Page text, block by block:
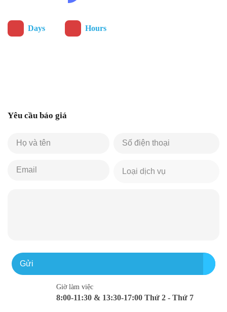
Days Hours
Yêu cầu báo giá
Gửi
Giờ làm việc
8:00-11:30 & 13:30-17:00 Thứ 2 - Thứ 7